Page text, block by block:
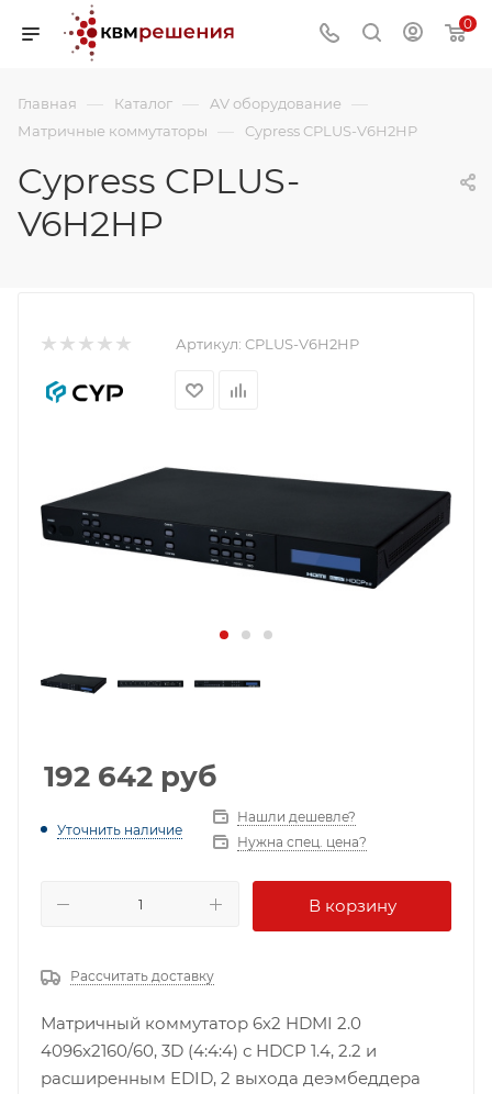
0
Главная — Каталог — AV оборудование —
Матричные коммутаторы — Cypress CPLUS-V6H2HP
Cypress CPLUS-
V6H2HP
Артикул: CPLUS-V6H2HP
192 642 руб
Уточнить наличие
Нашли дешевле?
Нужна спец. цена?
В корзину
Рассчитать доставку
Матричный коммутатор 6х2 HDMI 2.0
4096x2160/60, 3D (4:4:4) с HDCP 1.4, 2.2 и
расширенным EDID, 2 выхода деэмбеддера